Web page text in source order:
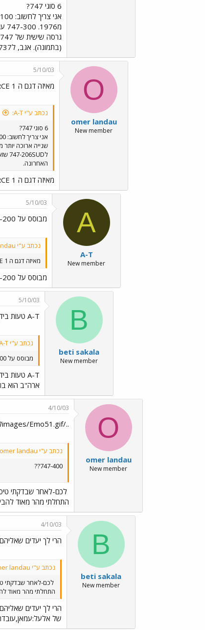
6 סוגי 747?
(בתמונה). אגב, ל737 נוצרו עד היום 9 גרסאות. 737-900 הוא הגרסה האחרונה.
O
omer landau
New member
5/10/03
מאיזה דגם ה AIR FORCE 1?
נכתב ע"י A-T:
6 סוגי 747?
האחרונה.
מאיזה דגם ה AIR FORCE 1?
A
A-T
New member
5/10/03
מבוסס על 747-200
נכתב ע"י omer landau:
מאיזה דגם ה AIR FORCE 1?
מבוסס על 747-200
B
beti sakala
New member
5/10/03
A-T טעות בידך!!! מטוסו של נשיא
נכתב ע"י A-T:
מבוסס על 747-200
A-T טעות בידך!!! מטוסו של נשיא
ארה"ב הוא בואינג 400 747 לכל דבר,אגב לרשותו עומדים שני מטוסים זהים לגמרי מדגם זה,כאשר הראשון ח"ח
O
omer landau
New member
4/10/03
../images/Emo51.gifלכם-לאחר שבדקתי טיסות נוספות
נכתב ע"י omer landau:
747-400??
לכם-לאחר שבדקתי
התחלתי מהר מאוד להבין
B
beti sakala
New member
4/10/03
הרי לך יעדים
נכתב ע"י omer landau:
לכם-לאחר שבדקתי
התחלתי מהר מאוד
הרי לך יעדים
של